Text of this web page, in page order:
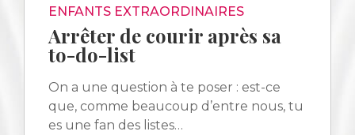
ENFANTS EXTRAORDINAIRES
Arrêter de courir après sa
to-do-list
On a une question à te poser : est-ce
que, comme beaucoup d’entre nous, tu
es une fan des listes…